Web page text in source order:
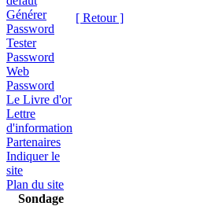
Générer
Password
Tester
Password
Web
Password
Le Livre d'or
Lettre
d'information
Partenaires
Indiquer le
site
Plan du site
Sondage
[ Retour ]